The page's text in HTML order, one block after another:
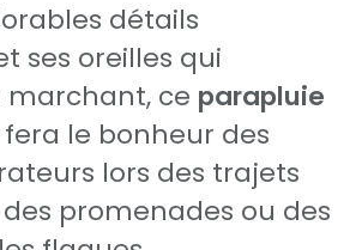
détails
ses oreilles qui
ce parapluie
fera le bonheur des
lors des trajets
des promenades ou des